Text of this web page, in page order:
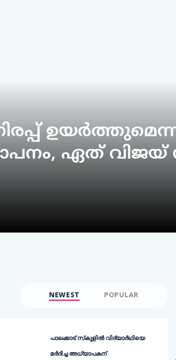
ഏത്
NEWEST POPULAR
പാലക്കാട് സ്‌കൂളില്‍ വിദ്യാര്‍ഥിയെ
മര്‍ദിച്ച അധ്യാപകന്